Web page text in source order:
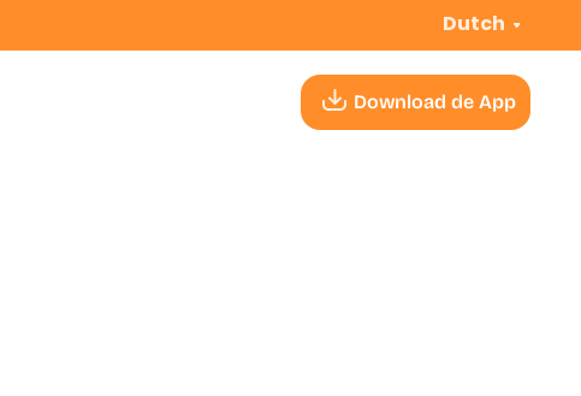
Dutch
Download de App